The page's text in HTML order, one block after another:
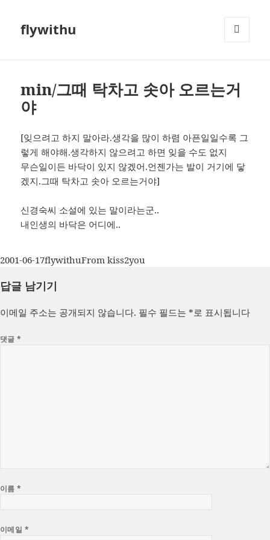
flywithu
min/그때 탁차고 솟아 오르는거
야
[잊으려고 하지 말아라.생각을 많이 하렴 아픈일일수록 그
렇게 해야해.생각하지 않으려고 하면 잊을 수도 없지
무슨일이든 바닥이 있지 않겠어.언젠가는 발이 거기에 닿
겠지.그때 탁차고 솟아 오르는거야]
신경숙씨 소설에 있는 말이라는군..
내인생의 바닥은 어디에..
작
일
2001-06-17글
이
flywithu카
From kiss2you
답글 남기기
이메일 주소는 공개되지 않습니다. 필수 필드는 *로 표시됩니다
댓글*
이름*
이메일 *